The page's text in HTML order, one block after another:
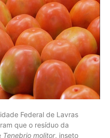
Federal de Lavras
que o resíduo da
Tenebrio molitor, inseto